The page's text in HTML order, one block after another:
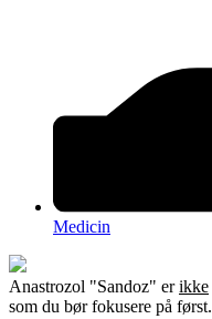
Medicin
Anastrozol "Sandoz" erikke
som du bør fokusere på først.